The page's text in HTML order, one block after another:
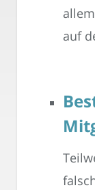
auf